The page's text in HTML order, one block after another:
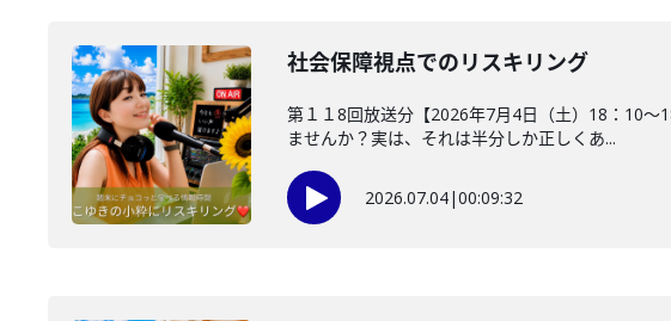
社会保障視点でのリスキリング
第１１8回放送分【2026年7月4日（土）18：10～
ませんか？実は、それは半分しか正しくあ...
2026.07.04|00:09:32